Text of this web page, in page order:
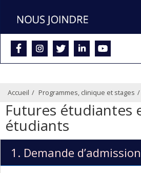
Accueil Programmes, clinique et stages
Futures étudiantes
étudiants
1. Demande d’admission